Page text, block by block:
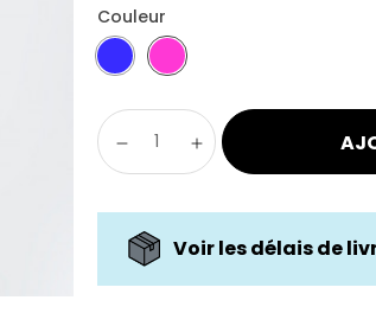
Couleur
Voir les délais de